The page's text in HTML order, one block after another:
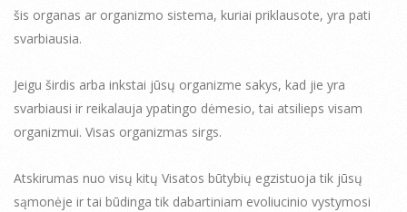
šis organas ar organizmo sistema, kuriai priklausote, yra pati
svarbiausia.
Jeigu širdis arba inkstai jūsų organizme sakys, kad jie yra
svarbiausi ir reikalauja ypatingo dėmesio, tai atsilieps visam
organizmui. Visas organizmas sirgs.
Atskirumas nuo visų kitų Visatos būtybių egzistuoja tik jūsų
sąmonėje ir tai būdinga tik dabartiniam evoliucinio vystymosi